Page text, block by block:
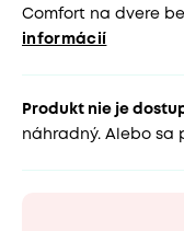
Comfort na dvere
informácií
Produkt nie je
náhradný. Alebo sa